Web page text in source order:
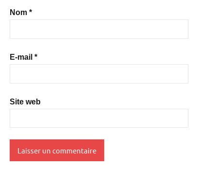
Nom *
E-mail *
Site web